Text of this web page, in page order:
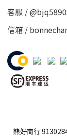
客服 /
信箱 /
熊好商行